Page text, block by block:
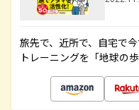
旅先で、近所で、自宅で
トレーニングを「地球の